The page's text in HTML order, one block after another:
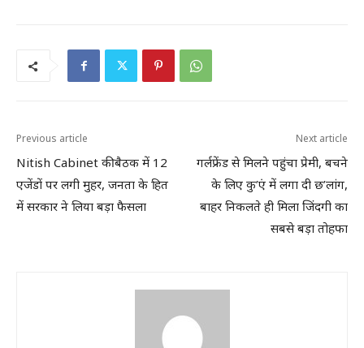
Previous article
Nitish Cabinet की बैठक में 12
एजेंडों पर लगी मुहर, जनता के हित
में सरकार ने लिया बड़ा फैसला
Next article
गर्लफ्रेंड से मिलने पहुंचा प्रेमी, बचने
के लिए कु’एं में लगा दी छ’लांग,
बाहर निकलते ही मिला जिंदगी का
सबसे बड़ा तोहफा